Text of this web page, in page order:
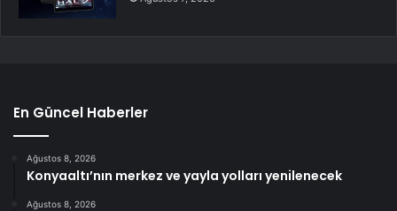
En Güncel Haberler
Ağustos 8, 2026
Konyaaltı’nın merkez ve yayla yolları yenilenecek
Ağustos 8, 2026